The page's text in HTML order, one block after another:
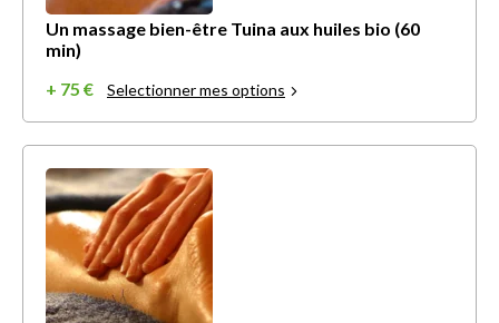
Un massage bien-être Tuina aux huiles bio (60
min)
+ 75 €
Selectionner mes options